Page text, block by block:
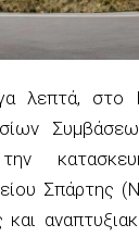
λεπτά, στο
την
Σπάρτης
και